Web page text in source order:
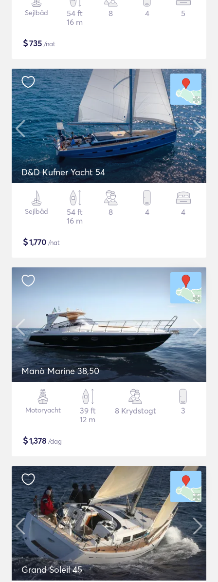
Sejlbåd
54 ft
16 m
8 4 5
$735 /nat
D&D Kufner Yacht 54
Sejlbåd
54 ft
16 m
8 4 4
$1,770 /nat
Manò Marine 38,50
Motoryacht
39 ft
12 m
8 Krydstogt 3
$1,378 /dag
Grand Soleil 45